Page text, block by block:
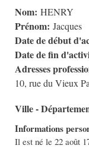
Nom: HENRY
Prénom: Jacques
Date de début
Date de fin
Adresses
10, rue du Vieux
Ville -
Informations
Il est né le 22 août